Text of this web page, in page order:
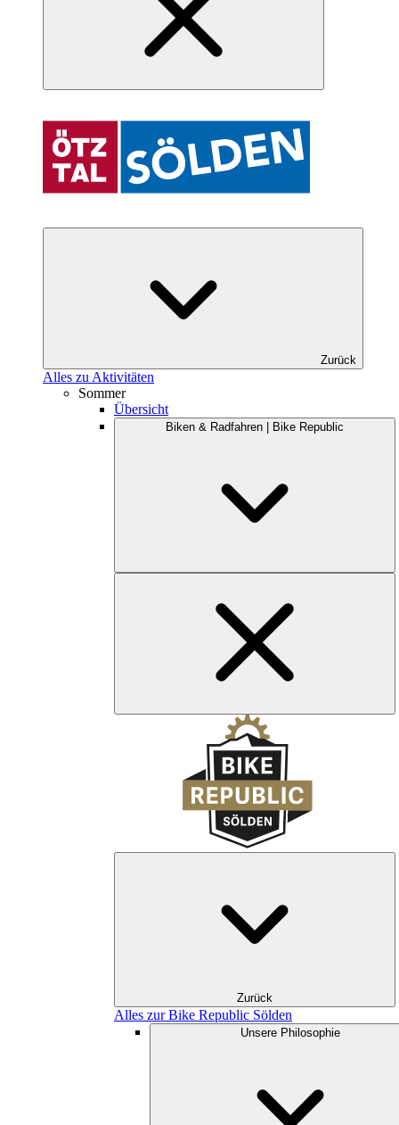
Zurück
Alles zu Aktivitäten
Sommer
Übersicht
Biken & Radfahren | Bike Republic
Zurück
Alles zur Bike Republic Sölden
Unsere Philosophie